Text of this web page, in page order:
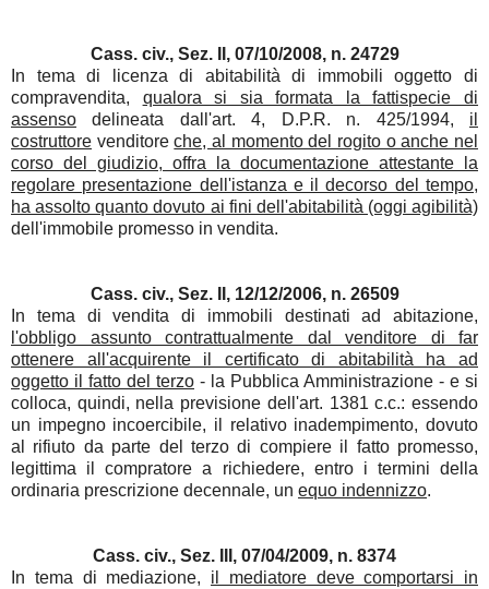
Cass. civ., Sez. II, 07/10/2008, n. 24729
In tema di licenza di abitabilità di immobili oggetto di
compravendita, qualora si sia formata la fattispecie di
assenso delineata dall'art. 4, D.P.R. n. 425/1994, il
costruttore venditoreche, al momento del rogito o anche nel
corso del giudizio, offra la documentazione attestante la
regolare presentazione dell'istanza e il decorso del tempo,
ha assolto quanto dovuto ai fini dell'abitabilità (oggi agibilità)
dell'immobile promesso in vendita.
Cass. civ., Sez. II, 12/12/2006, n. 26509
In tema di vendita di immobili destinati ad abitazione,
l'obbligo assunto contrattualmente dal venditore di far
ottenere all'acquirente il certificato di abitabilità ha ad
oggetto il fatto del terzo - la Pubblica Amministrazione - e si
colloca, quindi, nella previsione dell'art. 1381 c.c.: essendo
un impegno incoercibile, il relativo inadempimento, dovuto
al rifiuto da parte del terzo di compiere il fatto promesso,
legittima il compratore a richiedere, entro i termini della
ordinaria prescrizione decennale, un equo indennizzo.
Cass. civ., Sez. III, 07/04/2009, n. 8374
In tema di mediazione, il mediatore deve comportarsi in